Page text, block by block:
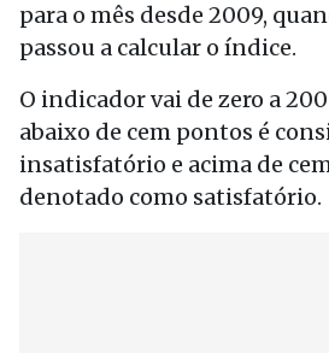
para o mês desde 2009,
passou a calcular o índice.
O indicador vai de zero a
abaixo de cem pontos é
insatisfatório e acima de
denotado como satisfatório.